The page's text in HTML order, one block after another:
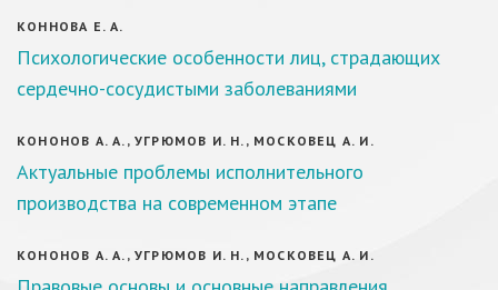
КОННОВА Е. А.
Психологические особенности лиц, страдающих
сердечно-сосудистыми заболеваниями
КОНОНОВ А. А., УГРЮМОВ И. Н., МОСКОВЕЦ А. И.
Актуальные проблемы исполнительного
производства на современном этапе
КОНОНОВ А. А., УГРЮМОВ И. Н., МОСКОВЕЦ А. И.